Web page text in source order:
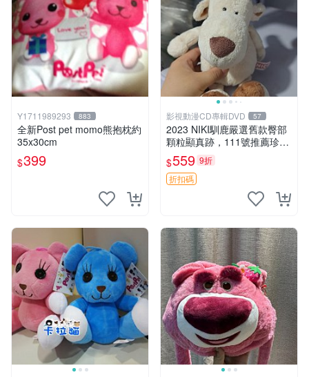
Y1711989293 883
全新Post pet momo熊抱枕約
35x30cm
$399
影視動漫CD專輯DVD 57
2023 NIKI馴鹿嚴選舊款臀部
顆粒顯真跡，111號推薦珍藏
品 馴鹿 舊款 尾巴顆粒
$559 9折
折扣碼